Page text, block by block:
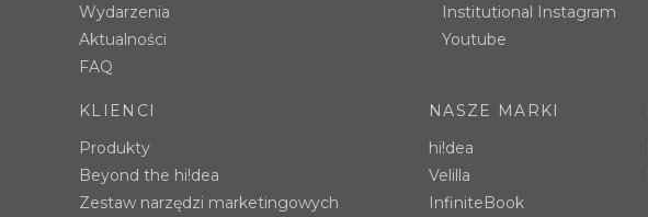
Wydarzenia
Aktualności
FAQ
Institutional Instagram
Youtube
KLIENCI
Produkty
Beyond the hi!dea
Zestaw narzędzi marketingowych
NASZE MARKI
hi!dea
Velilla
InfiniteBook